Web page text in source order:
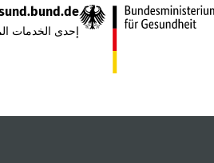
إحدى الخدمات